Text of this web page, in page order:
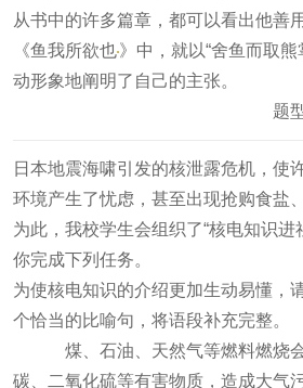
从书中的许多篇章，都可以看出他善
《鱼我所欲也》中，就以“舍鱼而取熊
动形象地阐明了自己的主张。
题
日本地震海啸引发的核泄露危机，使
环境产生了忧虑，甚至出现抢购食盐
为此，我校学生会组织了“核电知识进
你完成下列任务。
为使核电知识的介绍更加生动易懂，
个恰当的比喻句，将语段补充完整。
煤、石油、天然气等燃料燃烧会
碳、二氧化硫等有害物质，造成大气